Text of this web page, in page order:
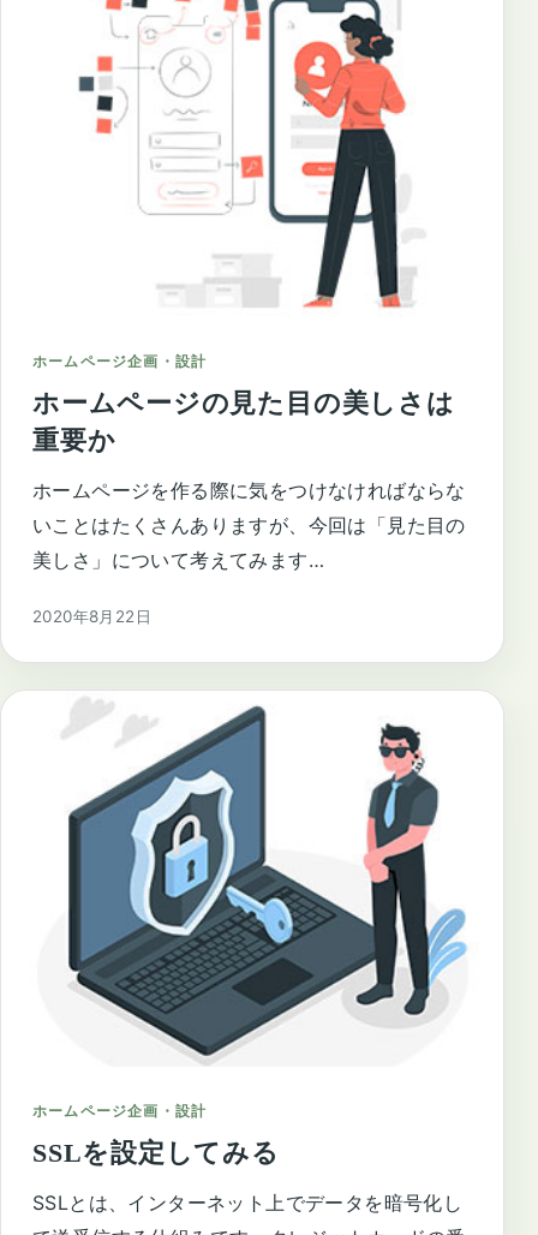
ホームページ企画・設計
ホームページの見た目の美しさは
重要か
ホームページを作る際に気をつけなければならな
いことはたくさんありますが、今回は「見た目の
美しさ」について考えてみます…
2020年8月22日
ホームページ企画・設計
SSLを設定してみる
SSLとは、インターネット上でデータを暗号化し